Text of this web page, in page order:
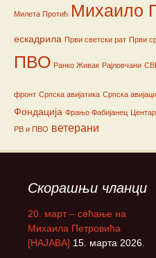
Милета Протић Михаило
ескадрила Први светски рат Први
ПВО Ранко Живак Рајловчани
фронт Српска авијатика Српска
Фондација Фрањо Фабијанец
РВ и ПВО ветерани
Скорашњи чланци
20. март – сећање на
Михаила Петровића
[НАЈАВА] 15. марта 2026.